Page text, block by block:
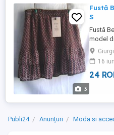
3
Fustă
S
Fustă
model
dublură
negru
Aveti
16
24
Publi24 Anunțuri Moda si